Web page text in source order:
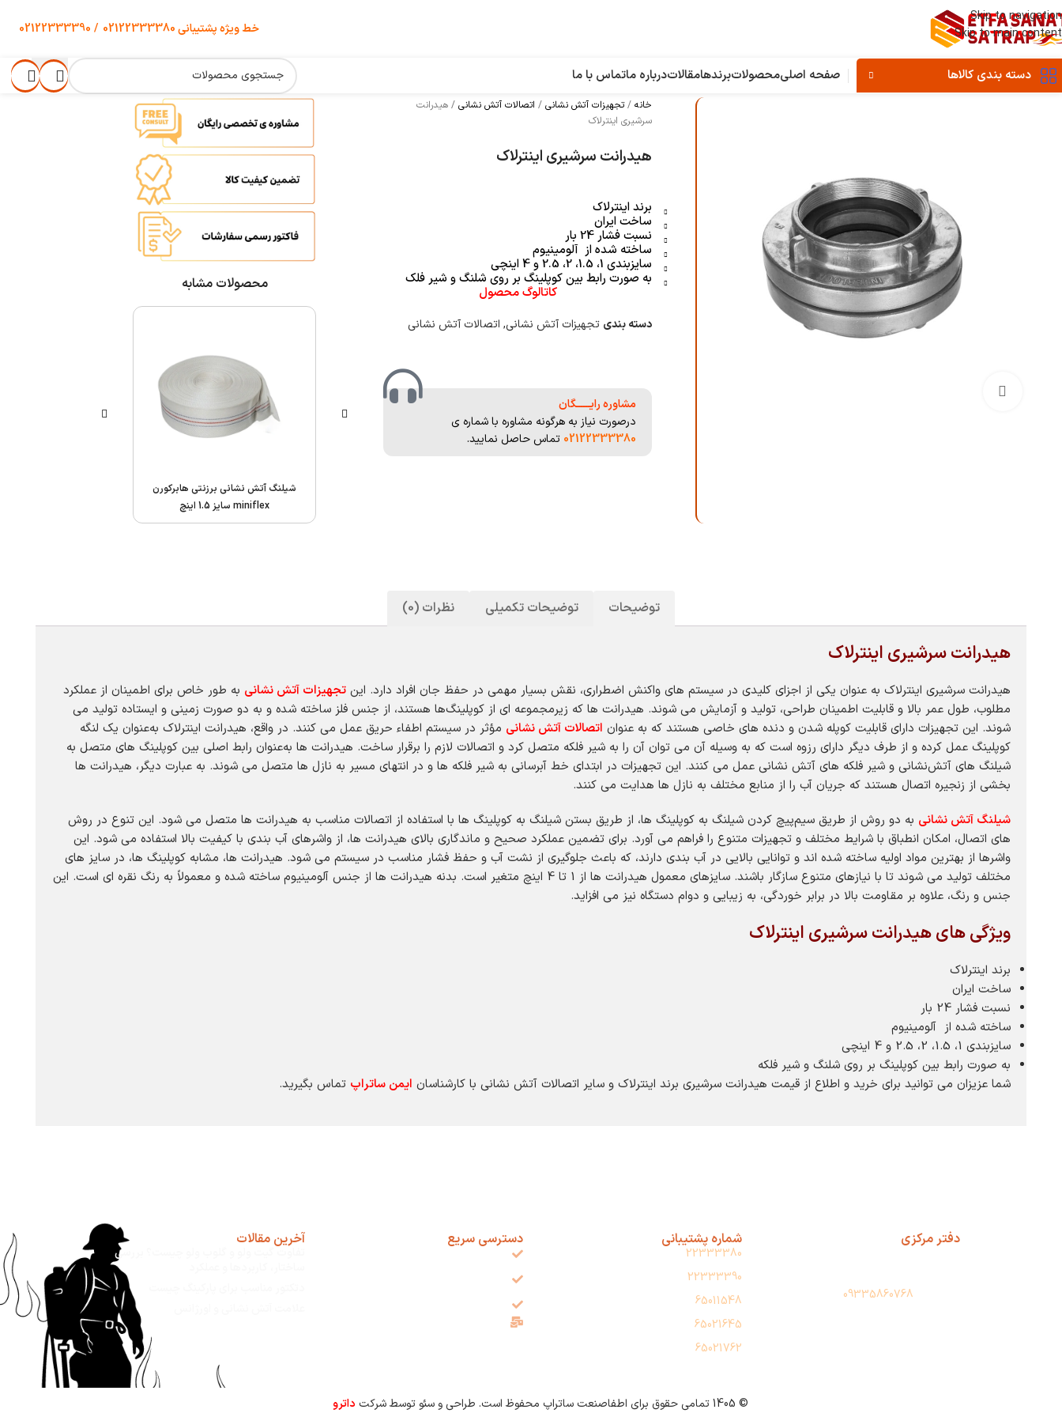
Skip to navigation
Skip to main content
خط ویژه پشتیبانی02122333380
/
02122333390
دسته بندی کالاها صفحه اصلیمحصولاتبرندهامقالاتدرباره ماتماس با ما
خانه تجهیزات آتش نشانی اتصالات آتش نشانی
هیدرانت
سرشیری اینترلاک
هیدرانت سرشیری اینترلاک
برند اینترلاک
ساخت ایران
نسبت فشار 24 بار
ساخته شده از آلومینیوم
سایزبندی 1، 1.5، 2، 2.5 و 4 اینچی
به صورت رابط بین کوپلینگ بر روی شلنگ و شیر فلک
کاتالوگ محصول
دسته بندی تجهیزات آتش نشانی, اتصالات آتش نشانی
مشاوره رایــــــگان
درصورت نیاز به هرگونه مشاوره با شماره ی
02122333380 تماس حاصل نمایید.
محصولات مشابه
شیلنگ آتش نشانی برزنتی هابرکورن
miniflex سایز 1.5 اینچ
توضیحات توضیحات تکمیلی نظرات (0)
هیدرانت سرشیری اینترلاک
هیدرانت سرشیری اینترلاک به عنوان یکی از اجزای کلیدی در سیستم های واکنش اضطراری، نقش بسیار مهمی در حفظ جان افراد دارد. این تجهیزات آتش نشانی به طور خاص برای اطمینان از عملکرد
مطلوب، طول عمر بالا و قابلیت اطمینان طراحی، تولید و آزمایش می شوند. هیدرانت ها که زیرمجموعه ای از کوپلینگ‌ها هستند، از جنس فلز ساخته شده و به دو صورت زمینی و ایستاده تولید می
شوند. این تجهیزات دارای قابلیت کوپله شدن و دنده های خاصی هستند که به عنوان اتصالات آتش نشانی مؤثر در سیستم اطفاء حریق عمل می کنند. در واقع، هیدرانت اینترلاک به‌عنوان یک لنگه
کوپلینگ عمل کرده و از طرف دیگر دارای رزوه است که به وسیله آن می توان آن را به شیر فلکه متصل کرد و اتصالات لازم را برقرار ساخت. هیدرانت ها به‌عنوان رابط اصلی بین کوپلینگ های متصل به
شیلنگ های آتش‌نشانی و شیر فلکه های آتش نشانی عمل می کنند. این تجهیزات در ابتدای خط آبرسانی به شیر فلکه ها و در انتهای مسیر به نازل ها متصل می شوند. به عبارت دیگر، هیدرانت ها
بخشی از زنجیره اتصال هستند که جریان آب را از منابع مختلف به نازل ها هدایت می کنند.
شیلنگ آتش نشانی به دو روش از طریق سیم‌پیچ کردن شیلنگ به کوپلینگ ها، از طریق بستن شیلنگ به کوپلینگ ها با استفاده از اتصالات مناسب به هیدرانت ها متصل می شود. این تنوع در روش
های اتصال، امکان انطباق با شرایط مختلف و تجهیزات متنوع را فراهم می آورد. برای تضمین عملکرد صحیح و ماندگاری بالای هیدرانت ها، از واشرهای آب بندی با کیفیت بالا استفاده می شود. این
واشرها از بهترین مواد اولیه ساخته شده اند و توانایی بالایی در آب بندی دارند، که باعث جلوگیری از نشت آب و حفظ فشار مناسب در سیستم می شود. هیدرانت ها، مشابه کوپلینگ ها، در سایز های
مختلف تولید می شوند تا با نیازهای متنوع سازگار باشند. سایزهای معمول هیدرانت ها از 1 تا 4 اینچ متغیر است. بدنه هیدرانت ها از جنس آلومینیوم ساخته شده و معمولاً به رنگ نقره ای است. این
جنس و رنگ، علاوه بر مقاومت بالا در برابر خوردگی، به زیبایی و دوام دستگاه نیز می افزاید.
ویژگی های هیدرانت سرشیری اینترلاک
برند اینترلاک
ساخت ایران
نسبت فشار 24 بار
ساخته شده از آلومینیوم
سایزبندی 1، 1.5، 2، 2.5 و 4 اینچی
به صورت رابط بین کوپلینگ بر روی شلنگ و شیر فلکه
شما عزیزان می توانید برای خرید و اطلاع از قیمت هیدرانت سرشیری برند اینترلاک و سایر اتصالات آتش نشانی با کارشناسان ایمن ساتراپ تماس بگیرید.
دفتر مرکزی شماره پشتیبانی
22333380
22333390
65011548
65021645
65021762
دسترسی سریع آخرین مقالات
تفاوت گیت ولو و گلوب ولو چیست؟ بررسی
© 1405 تمامی حقوق برای اطفاصنعت ساتراپ محفوظ است. طراحی و سئو توسط شرکت داترو